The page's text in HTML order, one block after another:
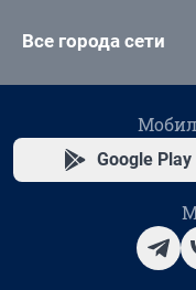
Все города сети
Google Play